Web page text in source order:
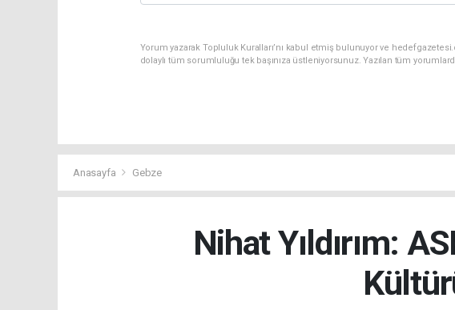
Yorum yazarak Topluluk Kuralları’nı kabul etmiş bulunuyor ve
dolaylı tüm sorumluluğu tek başınıza üstleniyorsunuz. Yazılan tüm
Anasayfa Gebze
Nihat Yıldırım: